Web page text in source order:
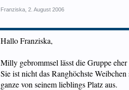
Franziska 2. August 2006
Hallo Franziska,
Milly gebrommsel lässt die Gruppe
Sie ist nicht das Ranghöchste
ganze von seinem lieblings Platz aus.